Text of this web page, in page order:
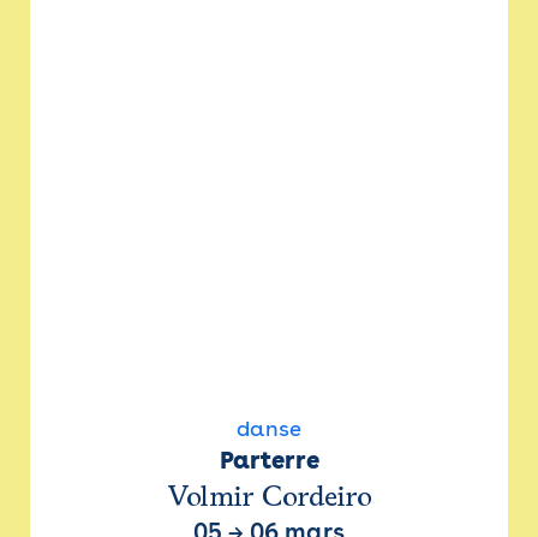
danse
Parterre
Volmir Cordeiro